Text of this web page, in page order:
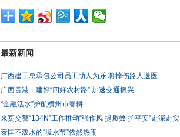
最新新闻
广西建工总承包公司员工助人为乐 将摔伤路人送医
广西贵港：建好“四好农村路” 加速交通振兴
“金融活水”护航横州市春耕
来宾交警“134N”工作推动“强作风 提质效 护平安”走深走实
泰国不泼水的“泼水节”依然热闹